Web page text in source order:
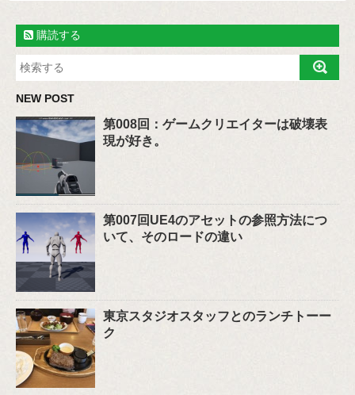
購読する
NEW POST
第008回：ゲームクリエイターは破壊表
現が好き。
第007回UE4のアセットの参照方法につ
いて、そのロードの違い
東京スタジオスタッフとのランチトーー
ク